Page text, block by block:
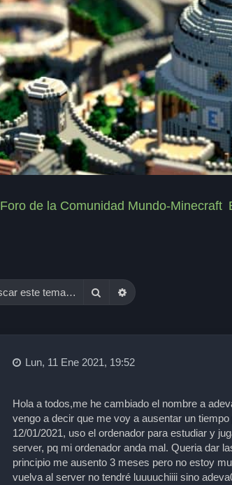
Foro de la Comunidad Mundo-Minecraft
Buscar Búsqueda avanzada
Lun, 11 Ene 2021, 19:52
Hola a todos,me he cambiado el nombre a
vengo a decir que me voy a ausentar un
12/01/2021, uso el ordenador para estudiar y
server, pq mi ordenador anda mal. Queria dar
principio me ausento 3 meses pero no estoy
vuelva al server no tendré luuuuchiiii sino